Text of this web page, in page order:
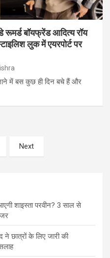
बॉयफ्रेंड आदित्य रॉय
लुक में एयरपोर्ट पर
में बस कुछ ही दिन बचे हैं और
Next
शाइस्ता परवीन? 3 साल से
छात्रों के लिए जारी की